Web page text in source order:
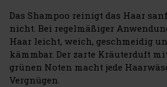
Das Shampoo reinigt das Haar
nicht. Bei regelmäßiger
Haar leicht, weich, geschmeidig
kämmbar. Der zarte Kräuterduft
grünen Noten macht jede
Vergnügen.